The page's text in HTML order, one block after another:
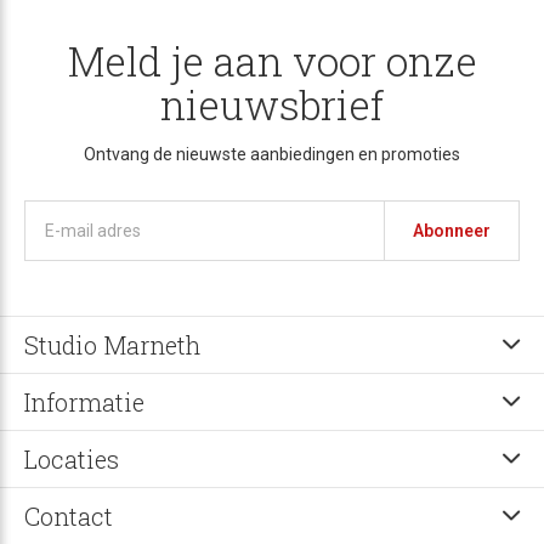
Meld je aan voor onze
nieuwsbrief
Ontvang de nieuwste aanbiedingen en promoties
Abonneer
Studio Marneth
Informatie
Locaties
Contact